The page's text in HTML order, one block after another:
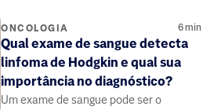
ONCOLOGIA 6min
Qual exame de sangue detecta
linfoma de Hodgkin e qual sua
importância no diagnóstico?
Um exame de sangue pode ser o